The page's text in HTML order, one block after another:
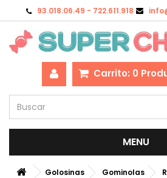
93.018.06.49 - 722.611.918
Carrito: 0
MENU
Golosinas Gominolas